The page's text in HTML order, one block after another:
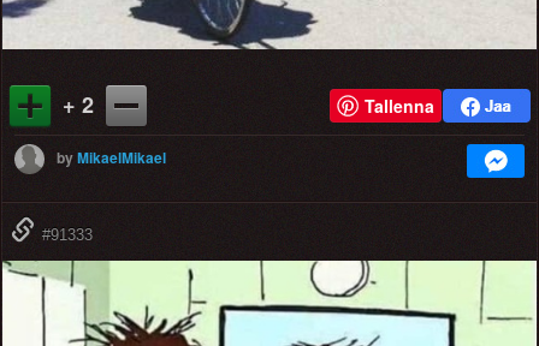
+ 2 Tallenna
byMikaelMikael
#91333